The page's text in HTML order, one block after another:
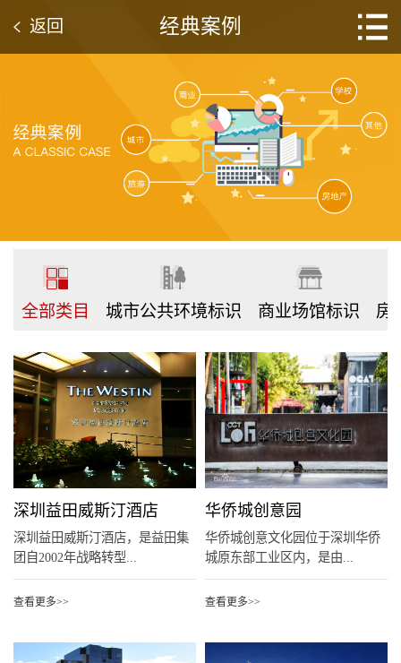
经典案例
返回
全部类目 城市公共环境标识 商业场馆标识 房
深圳益田威斯汀酒店
深圳益田威斯汀酒店，是益田集
团自2002年战略转型...
查看更多>>
华侨城创意园
华侨城创意文化园位于深圳华侨
城原东部工业区内，是由...
查看更多>>